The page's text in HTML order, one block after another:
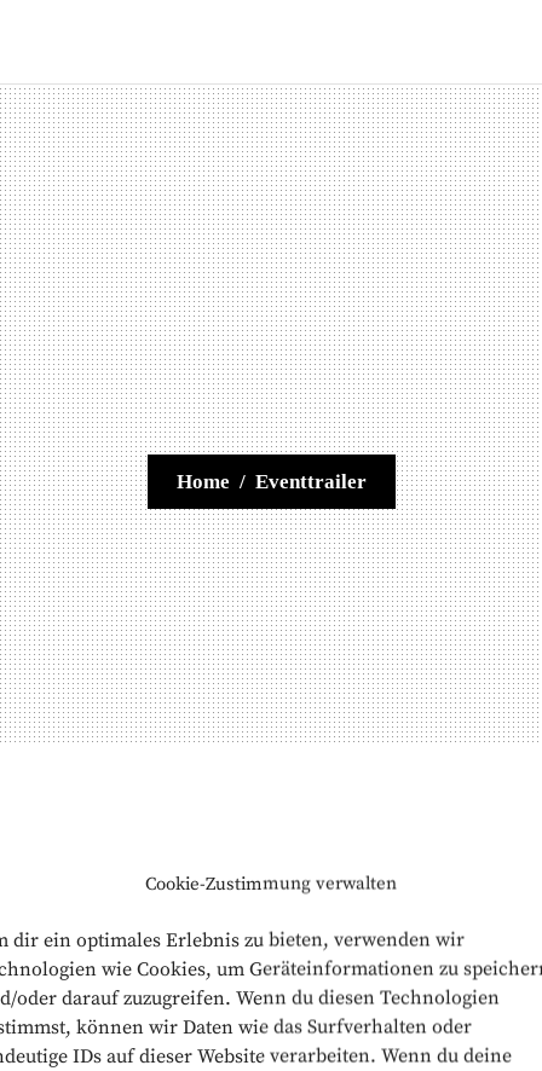
Cookie-Zustimmung verwalten
dir ein optimales Erlebnis zu bieten, verwenden wir
wie Cookies, um Geräteinformationen zu
oder darauf zuzugreifen. Wenn du diesen Technologien
können wir Daten wie das Surfverhalten oder
IDs auf dieser Website verarbeiten. Wenn du deine
Home / Eventtrailer